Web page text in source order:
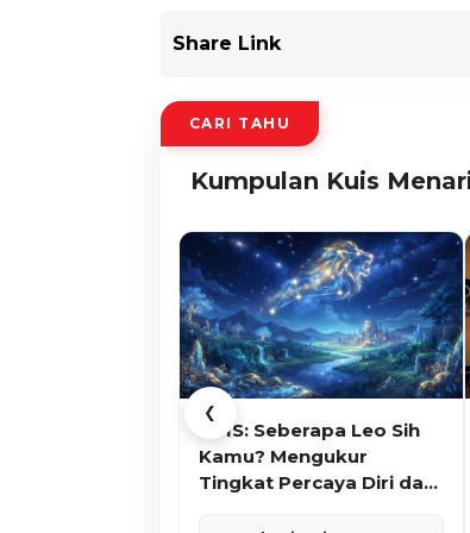
Share Link
CARI TAHU
Kumpulan Kuis
❮
KUIS: Seberapa Leo Sih
Kamu? Mengukur
Tingkat Percaya Diri dan